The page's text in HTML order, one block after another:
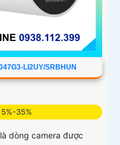
LI2UY/SRBHUN
35%
dòng camera được